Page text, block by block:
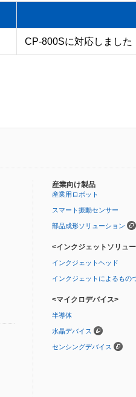
CP-800Sに対応しました
産業向け製品
産業用ロボット
スマート振動センサー
部品成形ソリューション
<インクジェットソリュ
インクジェットヘッド
インクジェットによるもの
<マイクロデバイス>
半導体
水晶デバイス
センシングデバイス